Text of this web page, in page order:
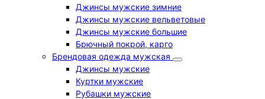
Джинсы мужские зимние
Джинсы мужские вельветовые
Джинсы мужские большие
Брючный покрой, карго
Брендовая одежда мужская
Джинсы мужские
Куртки мужские
Рубашки мужские